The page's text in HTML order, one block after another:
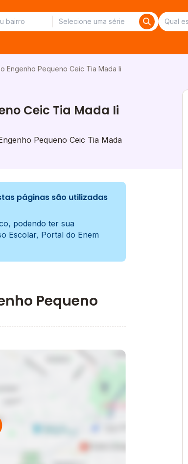
Engenho Pequeno Ceic Tia Mada Ii
Ceic Tia Mada Ii
Pequeno Ceic Tia Mada
páginas são utilizadas
podendo ter sua
Escolar, Portal do Enem
Pequeno